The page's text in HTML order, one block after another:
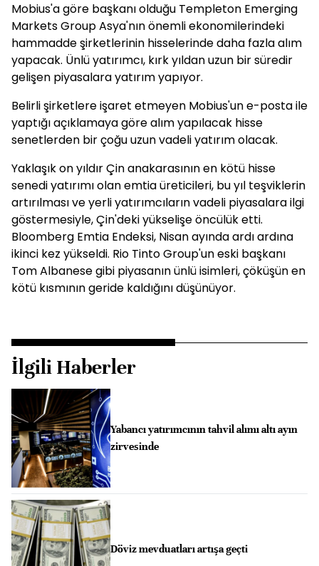
Mobius'a göre başkanı olduğu Templeton Emerging
Markets Group Asya'nın önemli ekonomilerindeki
hammadde şirketlerinin hisselerinde daha fazla alım
yapacak. Ünlü yatırımcı, kırk yıldan uzun bir süredir
gelişen piyasalara yatırım yapıyor.
Belirli şirketlere işaret etmeyen Mobius'un e-posta ile
yaptığı açıklamaya göre alım yapılacak hisse
senetlerden bir çoğu uzun vadeli yatırım olacak.
Yaklaşık on yıldır Çin anakarasının en kötü hisse
senedi yatırımı olan emtia üreticileri, bu yıl teşviklerin
artırılması ve yerli yatırımcıların vadeli piyasalara ilgi
göstermesiyle, Çin'deki yükselişe öncülük etti.
Bloomberg Emtia Endeksi, Nisan ayında ardı ardına
ikinci kez yükseldi. Rio Tinto Group'un eski başkanı
Tom Albanese gibi piyasanın ünlü isimleri, çöküşün en
kötü kısmının geride kaldığını düşünüyor.
İlgili Haberler
Yabancı yatırımcının tahvil alımı altı ayın
zirvesinde
Döviz mevduatları artışa geçti